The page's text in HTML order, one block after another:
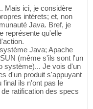
Mais ici, je considère
intérets; et, non
Java. Bref, je
représente qu'elle
Java; Apache
(même s'ils sont l'un
système)... Je vois d'un
d'un produit s'appuyant
final ils n'ont pas le
ratification des specs